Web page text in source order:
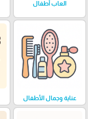
العاب أطفال
عناية وجمال الأطفال